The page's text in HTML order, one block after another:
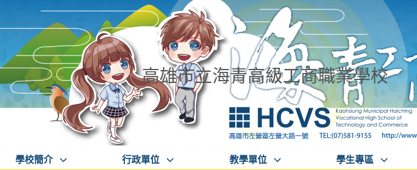
高雄市立海青高級工商職業學校
學校簡介 行政單位 教學單位 學生專區